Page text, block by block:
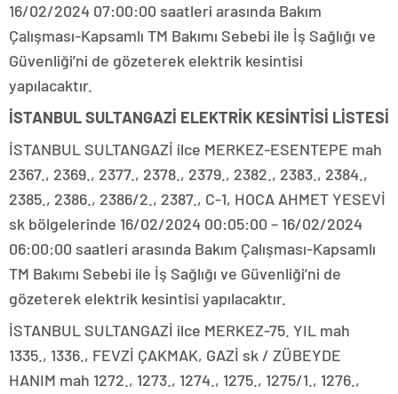
16/02/2024 07:00:00 saatleri arasında Bakım
Çalışması-Kapsamlı TM Bakımı Sebebi ile İş Sağlığı ve
Güvenliği’ni de gözeterek elektrik kesintisi
yapılacaktır.
İSTANBUL SULTANGAZİ ELEKTRİK KESİNTİSİ LİSTESİ
İSTANBUL SULTANGAZİ ilce MERKEZ-ESENTEPE mah
2367., 2369., 2377., 2378., 2379., 2382., 2383., 2384.,
2385., 2386., 2386/2., 2387., C-1, HOCA AHMET YESEVİ
sk bölgelerinde 16/02/2024 00:05:00 – 16/02/2024
06:00:00 saatleri arasında Bakım Çalışması-Kapsamlı
TM Bakımı Sebebi ile İş Sağlığı ve Güvenliği’ni de
gözeterek elektrik kesintisi yapılacaktır.
İSTANBUL SULTANGAZİ ilce MERKEZ-75. YIL mah
1335., 1336., FEVZİ ÇAKMAK, GAZİ sk / ZÜBEYDE
HANIM mah 1272., 1273., 1274., 1275., 1275/1., 1276.,